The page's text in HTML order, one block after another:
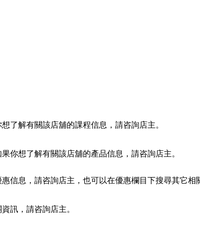
了解有關該店舖的課程信息，請咨詢店主。
你想了解有關該店舖的產品信息，請咨詢店主。
信息，請咨詢店主，也可以在優惠欄目下搜尋其它相
訊，請咨詢店主。